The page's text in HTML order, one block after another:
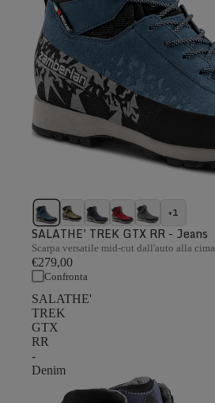
+1
SALATHE' TREK GTX RR - Jeans
Scarpa versatile mid-cut dall'auto alla cima
€279,00
Confronta
SALATHE'
TREK
GTX
RR
-
Denim